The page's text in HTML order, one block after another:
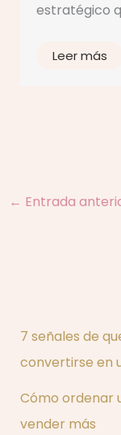
estratégico
Leer más
← Entrada
7 señales de
convertirse en
Cómo ordenar
vender más